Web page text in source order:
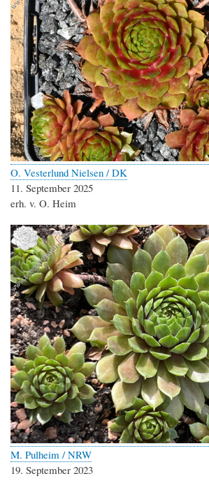
O. Vesterlund Nielsen / DK
11. September 2025
erh. v. O. Heim
M. Pulheim / NRW
19. September 2023